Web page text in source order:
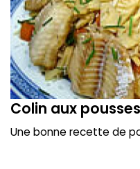
Colin aux
Une bonne recette de